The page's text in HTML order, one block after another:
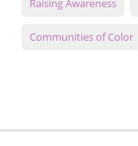
Raising Awareness
Communities of Color